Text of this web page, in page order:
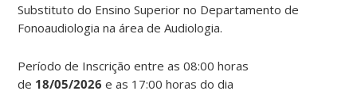
Substituto do Ensino Superior no Departamento de
Fonoaudiologia na área de Audiologia.
Período de Inscrição entre as 08:00 horas
de 18/05/2026 e as 17:00 horas do dia